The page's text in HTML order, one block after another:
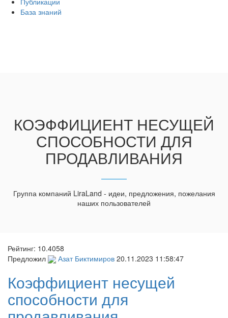
База знаний
КОЭФФИЦИЕНТ НЕСУЩЕЙ
СПОСОБНОСТИ ДЛЯ
ПРОДАВЛИВАНИЯ
Группа компаний LiraLand - идеи, предложения, пожелания
наших пользователей
Рейтинг: 10.4058
Предложил
Азат Биктимиров 20.11.2023 11:58:47
Коэффициент несущей
способности для